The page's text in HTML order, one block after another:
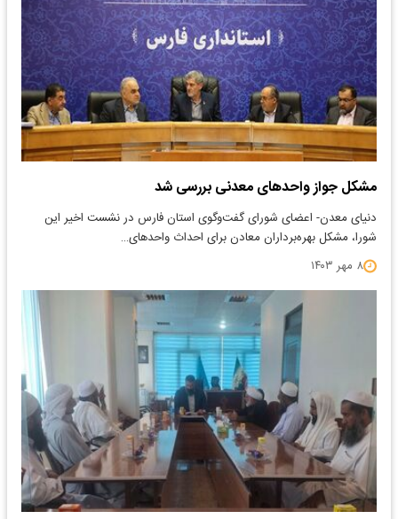
مشکل جواز واحدهای معدنی بررسی شد
دنیای معدن- اعضای شورای گفت‌وگوی استان فارس در نشست اخیر این
شورا، مشکل بهره‌برداران معادن برای احداث واحدهای…
۸ مهر ۱۴۰۳